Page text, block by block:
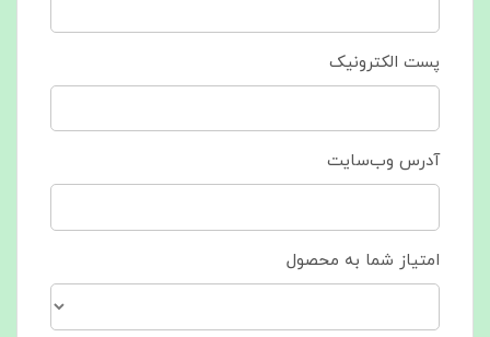
پست الکترونیک
آدرس وب‌سایت
امتیاز شما به محصول